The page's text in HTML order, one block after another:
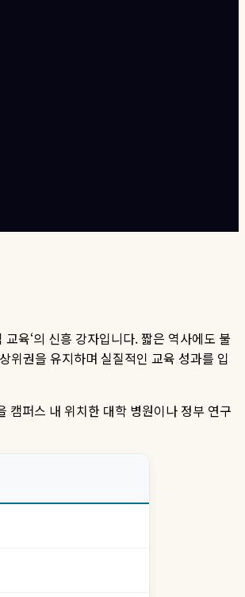
교육‘의 신흥 강자입니다.짧은 역사에도 불
위권을 유지하며 실질적인 교육 성과를 입
캠퍼스 내 위치한 대학 병원이나 정부 연구